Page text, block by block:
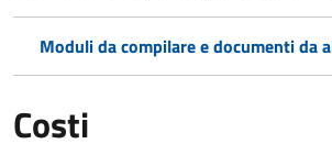
Moduli da compilare e documenti da
Costi